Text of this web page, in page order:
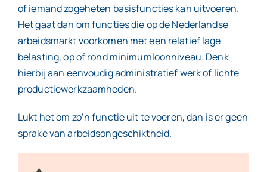
of iemand zogeheten basisfuncties kan uitvoeren.
Het gaat dan om functies die op de Nederlandse
arbeidsmarkt voorkomen met een relatief lage
belasting, op of rond minimumloonniveau. Denk
hierbij aan eenvoudig administratief werk of lichte
productiewerkzaamheden.
Lukt het om zo’n functie uit te voeren, dan is er geen
sprake van arbeidsongeschiktheid.